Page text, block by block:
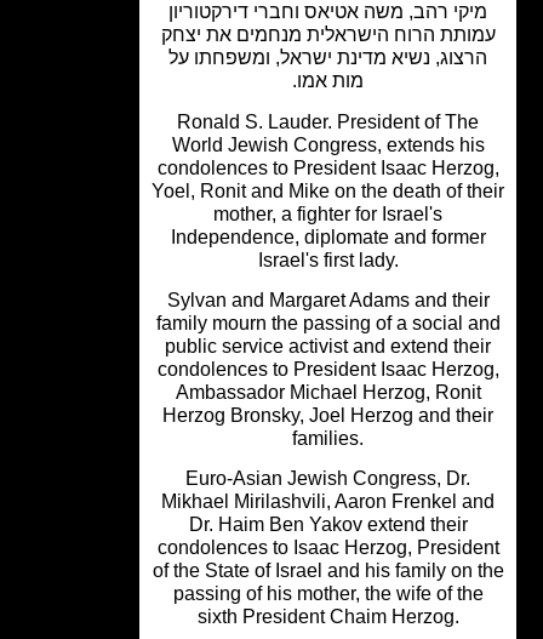
רהב, משה אטיאס וחברי דירקטוריון
הרוח הישראלית מנחמים את יצחק
נשיא מדינת ישראל, ומשפחתו על
מות אמו.
Ronald S. Lauder. President of The
World Jewish Congress, extends
condolences to President Isaac
Yoel, Ronit and Mike on the death of
mother, a fighter for Israel's
Independence, diplomate and
Israel's first lady.
Sylvan and Margaret Adams and
family mourn the passing of a social
public service activist and extend
condolences to President Isaac
Ambassador Michael Herzog, Ronit
Herzog Bronsky, Joel Herzog and
families.
Euro-Asian Jewish Congress, Dr.
Mikhael Mirilashvili, Aaron Frenkel
Dr. Haim Ben Yakov extend their
condolences to Isaac Herzog,
of the State of Israel and his family on
passing of his mother, the wife of
sixth President Chaim Herzog.